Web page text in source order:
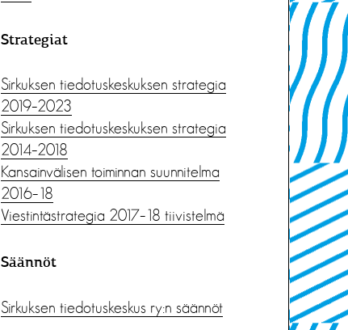
Strategiat
Sirkuksen tiedotuskeskuksen strategia
2019–2023
Sirkuksen tiedotuskeskuksen strategia
2014–2018
Kansainvälisen toiminnan suunnitelma
2016–18
Viestintästrategia 2017–18 tiivistelmä
Säännöt
Sirkuksen tiedotuskeskus ry:n säännöt